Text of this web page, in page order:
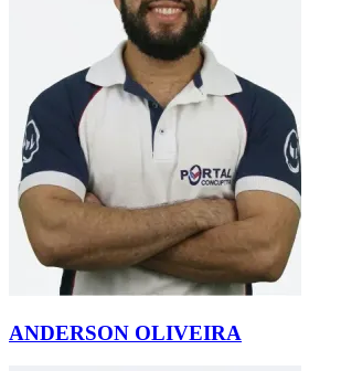
ANDERSON OLIVEIRA